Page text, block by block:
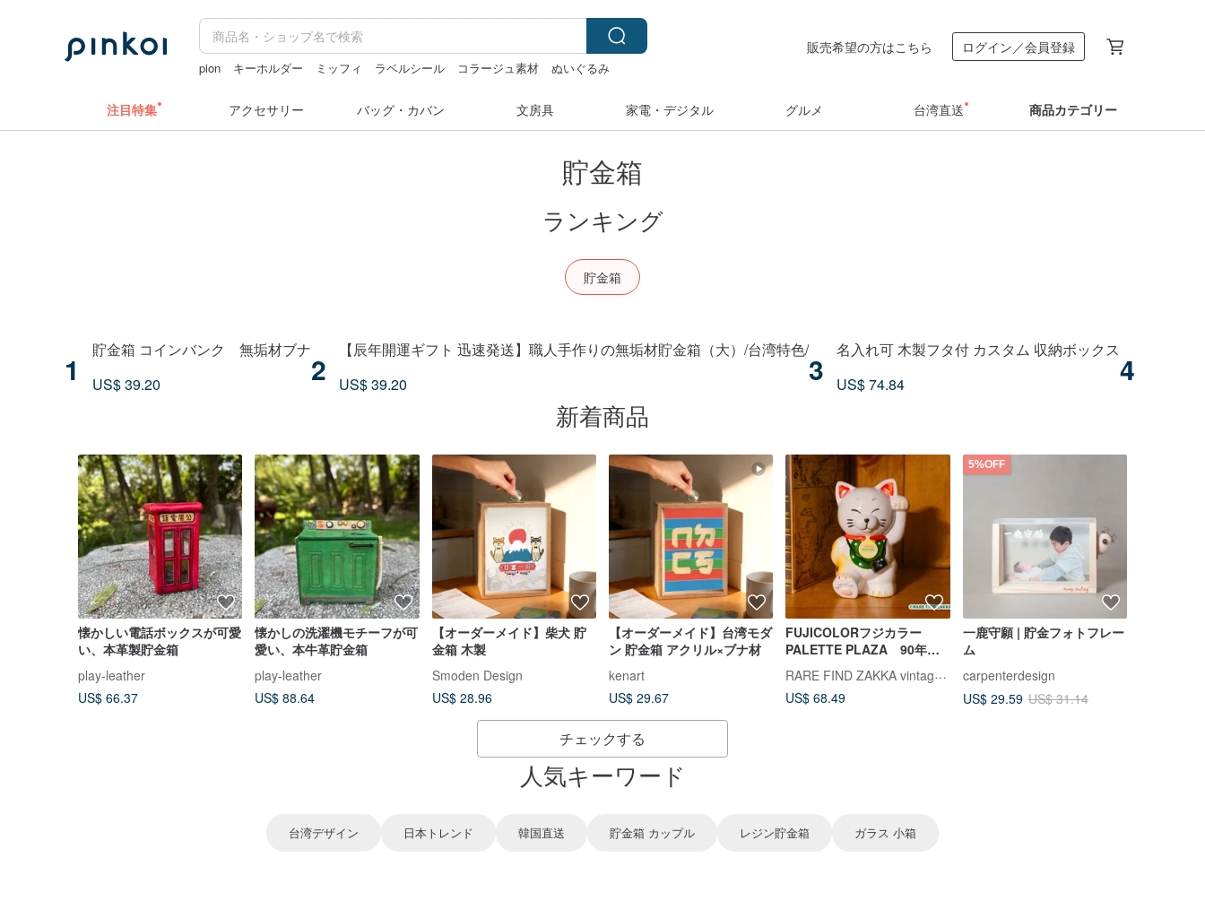
pion キーホルダー ミッフィ ラベルシール コラージュ素材
ぬいぐるみ
販売希望の方はこちら ログイン／会員登録
注目特集 アクセサリー バッグ・カバン 文房具 家電・デジタル グルメ 台湾直送 商品カテゴリー
貯金箱
ランキング
貯金箱
1
貯金箱 コインバンク 無垢材ブナ
US$ 39.20
2
【辰年開運ギフト 迅速発送】職人手作りの無垢材貯金箱（大）/台湾特色/
US$ 39.20
3
名入れ可 木製フタ付 カスタム 収納ボックス
US$ 74.84
4
新着商品
懐かしい電話ボックスが可愛
い、本革製貯金箱
play-leather
US$ 66.37
懐かしの洗濯機モチーフが可
愛い、本牛革貯金箱
play-leather
US$ 88.64
【オーダーメイド】柴犬 貯
金箱 木製
Smoden Design
US$ 28.96
【オーダーメイド】台湾モダ
ン 貯金箱 アクリル×ブナ材
kenart
US$ 29.67
FUJICOLORフジカラー
PALETTE PLAZA 90年代
陶器製貯金箱 カメラを身に
つけた招き猫 ニャン太 日
本昭和レトロ ヴィンテージ
RARE FIND ZAKKA vintage store
US$ 68.49
5%OFF
一鹿守願 | 貯金フォトフレー
ム
carpenterdesign
US$ 29.59 US$ 31.14
チェックする
人気キーワード
台湾デザイン 日本トレンド 韓国直送 貯金箱 カップル レジン貯金箱 ガラス 小箱